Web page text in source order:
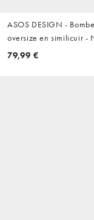
ASOS DESIGN -
oversize en similicuir -
79,99 €